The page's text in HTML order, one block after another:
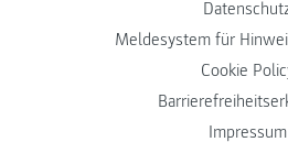
Meldesystem für
Cookie
Impressum